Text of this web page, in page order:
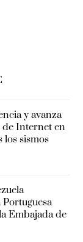
y avanza
de Internet en
los sismos
Embajada de